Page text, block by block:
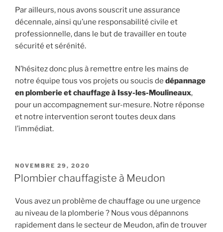
Par ailleurs, nous avons souscrit une assurance
décennale, ainsi qu’une responsabilité civile et
professionnelle, dans le but de travailler en toute
sécurité et sérénité.
N’hésitez donc plus à remettre entre les mains de
notre équipe tous vos projets ou soucis de dépannage
en plomberie et chauffage à Issy-les-Moulineaux,
pour un accompagnement sur-mesure. Notre réponse
et notre intervention seront toutes deux dans
l’immédiat.
PUBLIÉ
LE
NOVEMBRE 29, 2020
Plombier chauffagiste à Meudon
Vous avez un problème de chauffage ou une urgence
au niveau de la plomberie ? Nous vous dépannons
rapidement dans le secteur de Meudon, afin de trouver